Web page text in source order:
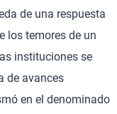
de una respuesta
los temores de un
instituciones se
de avances
en el denominado